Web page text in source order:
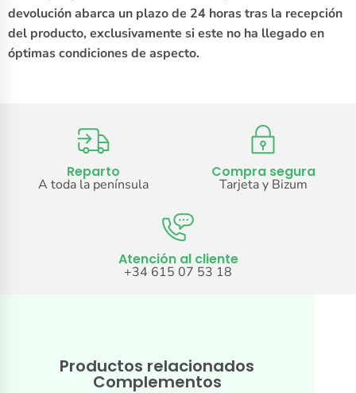
devolución abarca un plazo de 24 horas tras la recepción
del producto, exclusivamente si este no ha llegado en
óptimas condiciones de aspecto.
Reparto
A toda la península
Compra segura
Tarjeta y Bizum
Atención al cliente
+34 615 07 53 18
Productos relacionados
Complementos